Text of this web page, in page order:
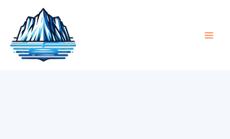
tartalomra